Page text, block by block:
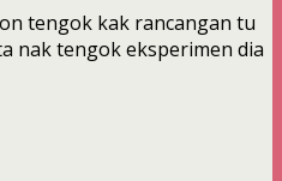
tengok kak rancangan tu
nak tengok eksperimen dia